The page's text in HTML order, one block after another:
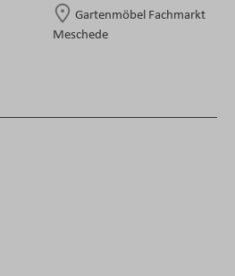
Gartenmöbel Fachmarkt
Meschede